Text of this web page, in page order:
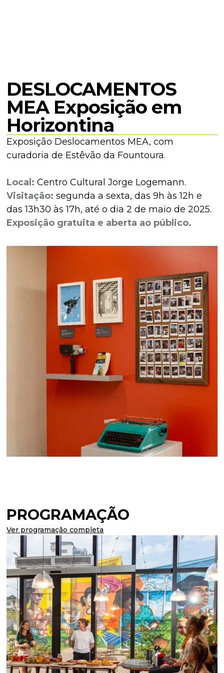
DESLOCAMENTOS
MEA Exposição em
Horizontina
Exposição Deslocamentos MEA, com
curadoria de Estêvão da Fountoura.
Local: Centro Cultural Jorge Logemann.
Visitação: segunda a sexta, das 9h às 12h e
das 13h30 às 17h, até o dia 2 de maio de 2025.
Exposição gratuita e aberta ao público.
PROGRAMAÇÃO
Ver programação completa